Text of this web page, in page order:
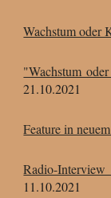
Wachstum oder
"Wachstum
21.10.2021
Feature in
Radio-
11.10.2021